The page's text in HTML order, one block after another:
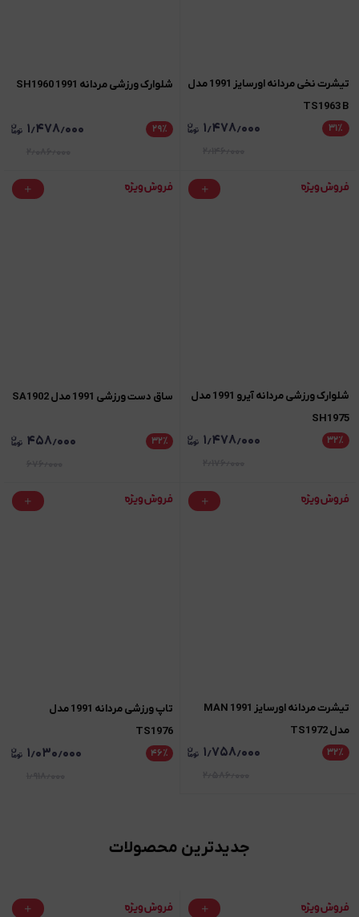
تیشرت نخی مردانه اورسایز 1991 مدل
TS1963 B
۳۱٪ ۱٫۴۷۸٫۰۰۰
شلوارک ورزشی مردانه 1991 SH1960
۲۹٪ ۱٫۴۷۸٫۰۰۰
شلوارک ورزشی مردانه آیرو 1991 مدل
SH1975
۳۲٪ ۱٫۴۷۸٫۰۰۰
ساق دست ورزشی 1991 مدل SA1902
۳۲٪ ۴۵۸٫۰۰۰
تیشرت مردانه اورسایز 1991 MAN
مدل TS1972
۳۲٪ ۱٫۷۵۸٫۰۰۰
تاپ ورزشی مردانه 1991 مدل
TS1976
۴۶٪ ۱٫۰۳۰٫۰۰۰
جدیدترین محصولات